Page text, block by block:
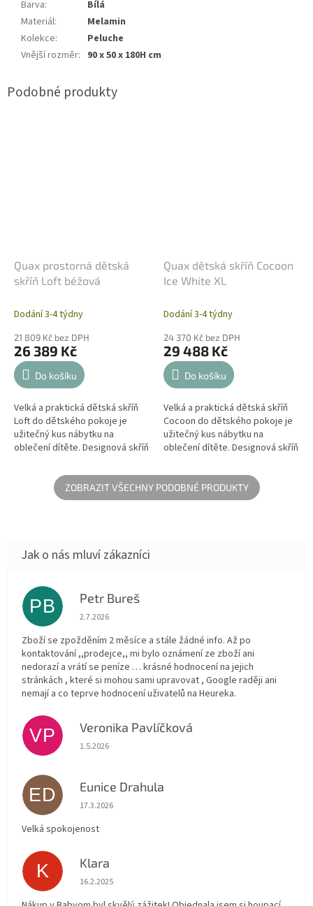
Barva:
Bílá
Materiál:
Melamin
Kolekce:
Peluche
Vnější rozměr: 90 x 50 x 180H cm
Quax prostorná dětská
skříň Loft béžová
Dodání 3-4 týdny
21 809 Kč bez DPH
26 389 Kč
Do košíku
Velká a praktická dětská skříň
Loft do dětského pokoje je
užitečný kus nábytku na
oblečení dítěte. Designová skříň
prostoru a vnitřními mobilními...
Quax dětská skříň Cocoon
Ice White XL
Dodání 3-4 týdny
24 370 Kč bez DPH
29 488 Kč
Do košíku
Velká a praktická dětská skříň
Cocoon do dětského pokoje je
užitečný kus nábytku na
oblečení dítěte. Designová skříň
prostoru a vnitřními mobilními...
ZOBRAZIT VŠECHNY PODOBNÉ PRODUKTY
PB Petr Bureš
Hodnocení obchodu je 1 z 5 hvězdiček.
2.7.2026
Zboží se zpožděním 2 měsíce a stále žádné info. Až po
kontaktování ,,prodejce,, mi bylo oznámení ze zboží ani
nedorazí a vrátí se peníze … krásné hodnocení na jejich
stránkách , které si mohou sami upravovat , Google raději ani
nemají a co teprve hodnocení uživatelů na Heureka.
VP Veronika Pavlíčková
Hodnocení obchodu je 5 z 5 hvězdiček.
1.5.2026
ED Eunice Drahula
Hodnocení obchodu je 5 z 5 hvězdiček.
17.3.2026
Velká spokojenost
K Klara
Hodnocení obchodu je 5 z 5 hvězdiček.
16.2.2025